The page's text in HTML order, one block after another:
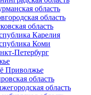
область
область
область
Карелия
Коми
Петербург
Приволжье
область
область